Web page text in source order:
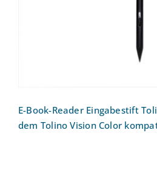
E-Book-Reader Eingabestift
dem Tolino Vision Color